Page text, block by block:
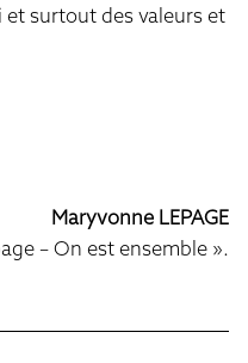
et surtout des valeurs et
Maryvonne LEPAGE
– On est ensemble ».